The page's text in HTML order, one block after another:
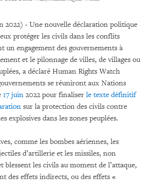
2022) - Une nouvelle déclaration politique
protéger les civils dans les conflits
un engagement des gouvernements à
et le pilonnage de villes, de villages ou
a déclaré Human Rights Watch
se réuniront aux Nations
17 juin 2022 pour finaliser le texte définitif
sur la protection des civils contre
explosives dans les zones peuplées.
comme les bombes aériennes, les
d’artillerie et les missiles, non
blessent les civils au moment de l’attaque,
des effets indirects, ou des effets «